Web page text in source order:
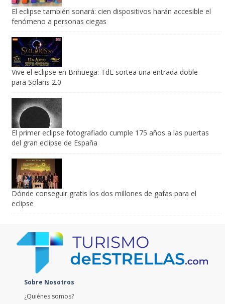
El eclipse también sonará: cien dispositivos harán accesible el
fenómeno a personas ciegas
Vive el eclipse en Brihuega: TdE sortea una entrada doble
para Solaris 2.0
El primer eclipse fotografiado cumple 175 años a las puertas
del gran eclipse de España
Dónde conseguir gratis los dos millones de gafas para el
eclipse
Sobre Nosotros
¿Quiénes somos?